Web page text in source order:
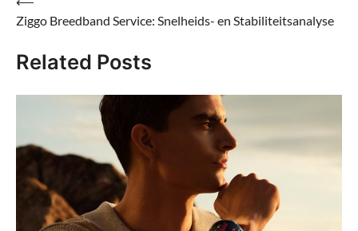
navigatie
Ziggo Breedband Service: Snelheids- en Stabiliteitsanalyse
Related Posts